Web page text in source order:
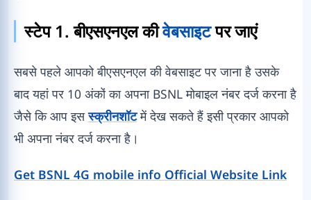
स्टेप 1. बीएसएनएल कीवेबसाइटपर जाएं
सबसे पहले आपको बीएसएनएल की वेबसाइट पर जाना है उसके
बाद यहां पर 10 अंकों का अपना BSNL मोबाइल नंबर दर्ज करना है
जैसे कि आप इसस्क्रीनशॉटमें देख सकते हैं इसी प्रकार आपको
भी अपना नंबर दर्ज करना है।
Get BSNL 4G mobile info Official Website Link